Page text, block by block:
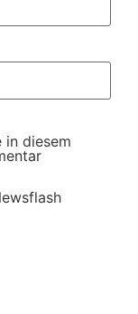
in diesem